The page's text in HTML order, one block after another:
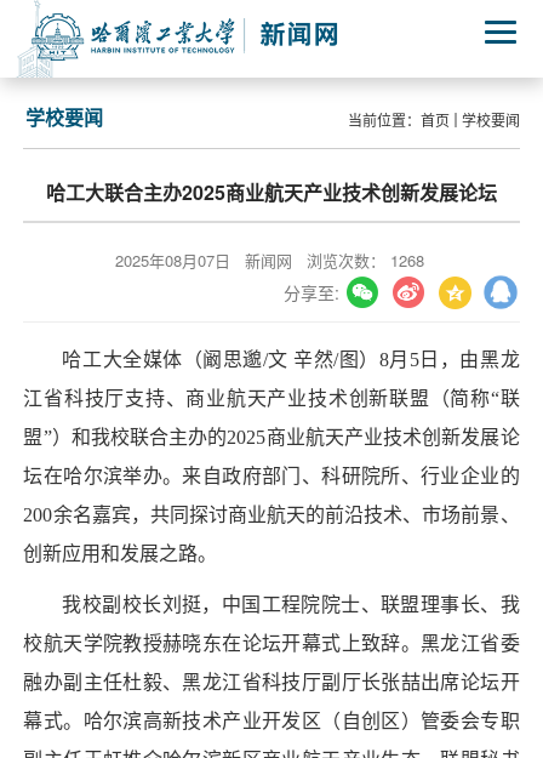
当前位置： 首页 学校要闻
学校要闻
哈工大联合主办2025商业航天产业技术创新发展论坛
2025年08月07日 新闻网 浏览次数： 1268
分享至:
哈工大全媒体（阚思邈/文 辛然/图）8月5日，由黑龙
江省科技厅支持、商业航天产业技术创新联盟（简称“联
盟”）和我校联合主办的2025商业航天产业技术创新发展论
坛在哈尔滨举办。来自政府部门、科研院所、行业企业的
200余名嘉宾，共同探讨商业航天的前沿技术、市场前景、
创新应用和发展之路。
我校副校长刘挺，中国工程院院士、联盟理事长、我
校航天学院教授赫晓东在论坛开幕式上致辞。黑龙江省委
融办副主任杜毅、黑龙江省科技厅副厅长张喆出席论坛开
幕式。哈尔滨高新技术产业开发区（自创区）管委会专职